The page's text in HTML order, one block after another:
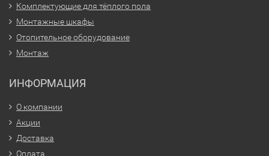
Комплектующие для тёплого пола
Монтажные шкафы
Отопительное оборудование
Монтаж
ИНФОРМАЦИЯ
О компании
Акции
Доставка
Оплата